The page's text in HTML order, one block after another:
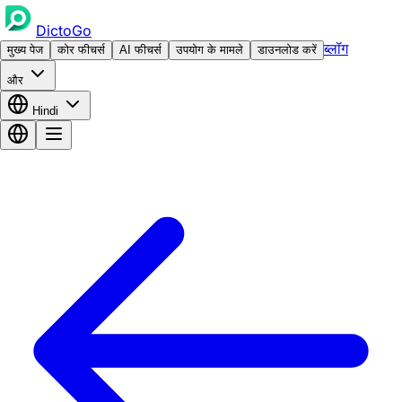
DictoGo
मुख्य पेज कोर फीचर्स AI फीचर्स उपयोग के मामले डाउनलोड करें ब्लॉग
और
Hindi